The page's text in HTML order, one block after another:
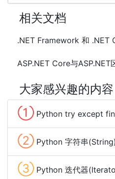
相关文档
.NET Framework 和 .NET
ASP.NET Core与ASP.NET
大家感兴趣的内容
① Python try except
② Python 字符串
③ Python 迭代器